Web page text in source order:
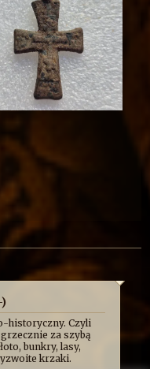
historyczny. Czyli
za szybą
bunkry, lasy,
krzaki.